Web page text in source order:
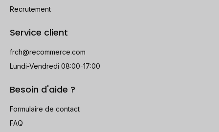
Recrutement
Service client
frch@recommerce.com
Lundi-Vendredi 08:00-17:00
Besoin d'aide ?
Formulaire de contact
FAQ